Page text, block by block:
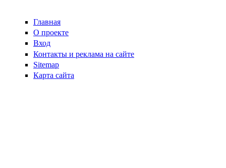
Главная
О проекте
Вход
Контакты и реклама на сайте
Sitemap
Карта сайта